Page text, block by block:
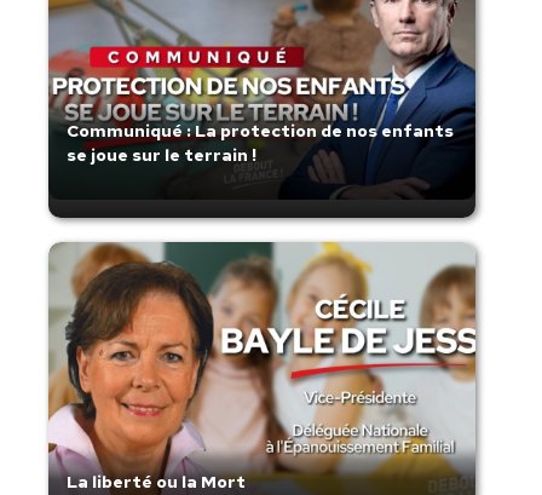
Communiqué : La protection de nos enfants
se joue sur le terrain !
La liberté ou la Mort